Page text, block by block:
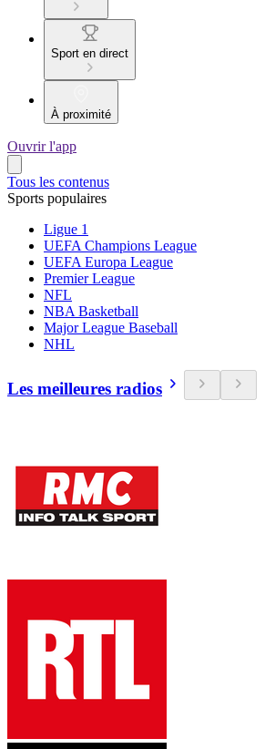
Sport en direct
À proximité
Ouvrir l'app
Tous les contenus
Sports populaires
Ligue 1
UEFA Champions League
UEFA Europa League
Premier League
NFL
NBA Basketball
Major League Baseball
NHL
Les meilleures radios